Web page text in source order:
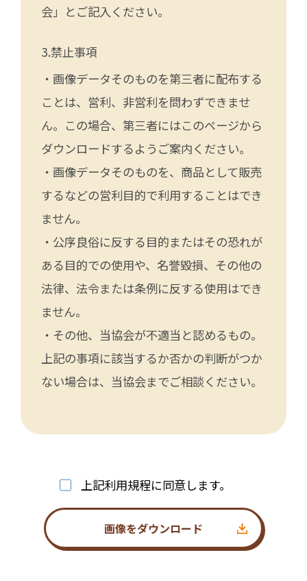
会」とご記入ください。
禁止事項
・画像データそのものを第三者に配布する
ことは、営利、非営利を問わずできませ
ん。この場合、第三者にはこのページから
ダウンロードするようご案内ください。
・画像データそのものを、商品として販売
するなどの営利目的で利用することはでき
ません。
・公序良俗に反する目的またはその恐れが
ある目的での使用や、名誉毀損、その他の
法律、法令または条例に反する使用はでき
ません。
・その他、当協会が不適当と認めるもの。
上記の事項に該当するか否かの判断がつか
ない場合は、当協会までご相談ください。
上記利用規程に同意します。
画像をダウンロード